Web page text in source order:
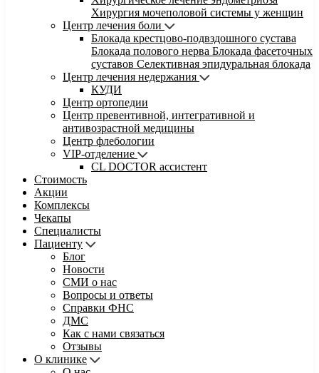
Хирургия мочеполовой системы у женщин
Центр лечения боли
Блокада крестцово-подвздошного сустава
Блокада полового нерва Блокада фасеточных
суставов Селективная эпидуральная блокада
Центр лечения недержания
КУДИ
Центр ортопедии
Центр превентивной, интегративной и
антивозрастной медицины
Центр флебологии
VIP-отделение
CL DOCTOR ассистент
Стоимость
Акции
Комплексы
Чекапы
Специалисты
Пациенту
Блог
Новости
СМИ о нас
Вопросы и ответы
Справки ФНС
ДМС
Как с нами связаться
Отзывы
О клинике